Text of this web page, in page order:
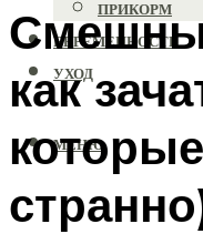
ПРИКОРМ
БЕРЕМЕННОСТЬ
УХОД
МЕНЮ
как